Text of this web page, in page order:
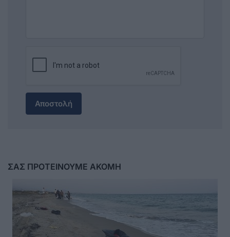
Αποστολή
ΣΑΣ ΠΡΟΤΕΙΝΟΥΜΕ ΑΚΟΜΗ